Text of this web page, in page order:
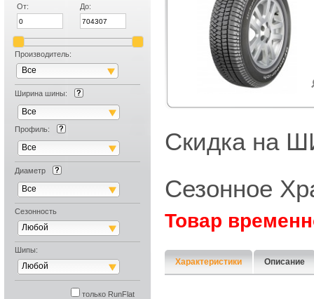
От:
До:
Производитель:
Все
Ширина шины:
Все
Профиль:
Все
Диаметр
Все
Сезонность
Любой
Шипы:
Любой
только RunFlat
Скидка на
Сезонное
Товар
Характеристики Описание